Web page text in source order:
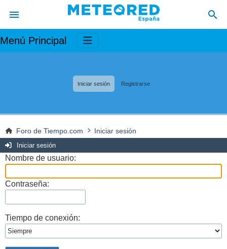
Menú Principal
Iniciar sesión Registrarse
Foro de Tiempo.com Iniciar sesión
Iniciar sesión
Nombre de usuario:
Contraseña:
Tiempo de conexión: